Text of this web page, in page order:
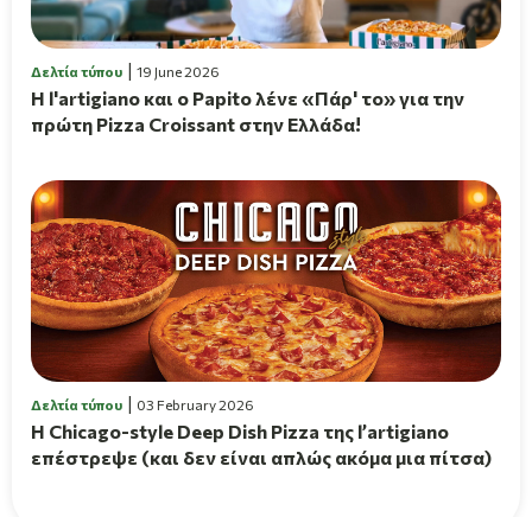
Δελτία τύπου 19 June 2026
H l'artigiano και ο Papito λένε «Πάρ' το» για την
πρώτη Pizza Croissant στην Ελλάδα!
Δελτία τύπου 03 February 2026
Η Chicago-style Deep Dish Pizza της l’artigiano
επέστρεψε (και δεν είναι απλώς ακόμα μια πίτσα)